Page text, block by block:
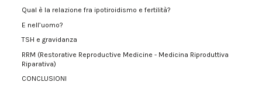
Qual è la relazione fra ipotiroidismo e fertilità?
E nell’uomo?
TSH e gravidanza
RRM (Restorative Reproductive Medicine - Medicina Riproduttiva
Riparativa)
CONCLUSIONI